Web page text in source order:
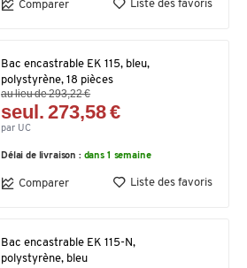
Comparer Liste des favoris
Bac encastrable EK 115, bleu,
polystyrène, 18 pièces
au lieu de 293,22 €
seul. 273,58 €
par UC
Délai de livraison : dans 1 semaine
Comparer Liste des favoris
Bac encastrable EK 115-N,
polystyrène, bleu